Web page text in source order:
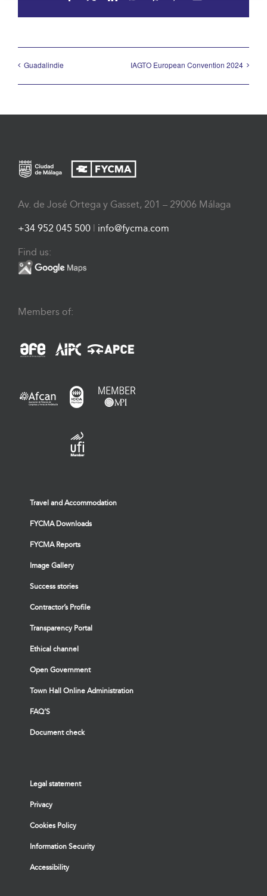
Guadalindie IAGTO European Convention 2024
Av. de José Ortega y Gasset, 201 – 29006 Málaga
+34 952 045 500 | info@fycma.com
Find us:
Members of:
Travel and Accommodation
FYCMA Downloads
FYCMA Reports
Image Gallery
Success stories
Contractor’s Profile
Transparency Portal
Ethical channel
Open Government
Town Hall Online Administration
FAQ’S
Document check
Legal statement
Privacy
Cookies Policy
Information Security
Accessibility